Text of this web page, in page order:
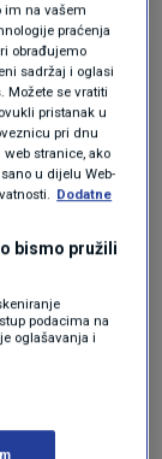
2 godina
star",
su
,te u
I
jer
a o
država!
im na vašem
praćenja
obrađujemo
sadržaj i oglasi
Možete se vratiti
pristanak u
pri dnu
stranice, ako
u dijelu Web-
Dodatne
bismo pružili
podacima na
oglašavanja i